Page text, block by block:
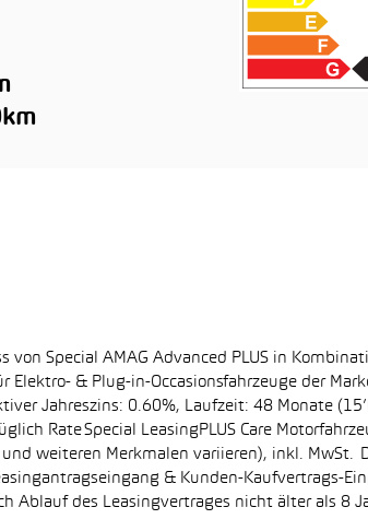
Special AMAG Advanced PLUS in
& Plug-in-Occasionsfahrzeuge der
Jahreszins: 0.60%, Laufzeit: 48 Monate
Rate Special LeasingPLUS Care
weiteren Merkmalen variieren), inkl.
& Kunden-Kaufvertrags-
Ablauf des Leasingvertrages nicht älter als